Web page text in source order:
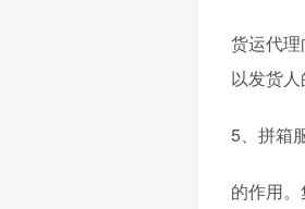
货运代
以发货人
5、拼箱
的作用